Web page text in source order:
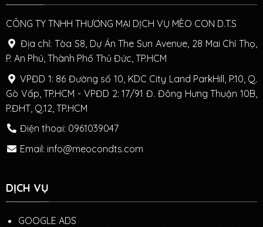
CÔNG TY TNHH THƯƠNG MẠI DỊCH VỤ MÈO CON D.T.S
Địa chỉ: Tòa S8, Dự Án The Sun Avenue, 28 Mai Chí Thọ,
P. An Phú, Thành Phố Thủ Đức, TP.HCM
VPĐD 1: 86 Đường số 10, KDC City Land ParkHill, P.10, Q.
Gò Vấp, TP.HCM - VPĐD 2: 17/91 Đ. Đông Hưng Thuận 10B,
P.ĐHT, Q.12, TP.HCM
Điện thoại: 0961039047
Email: info@meocondts.com
DỊCH VỤ
GOOGLE ADS